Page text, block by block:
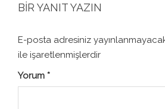
BIR YANIT YAZIN
E-posta adresiniz
ile işaretlenmişlerdir
Yorum *